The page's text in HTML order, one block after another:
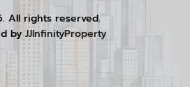
All rights reserved.
by JJInfinityProperty